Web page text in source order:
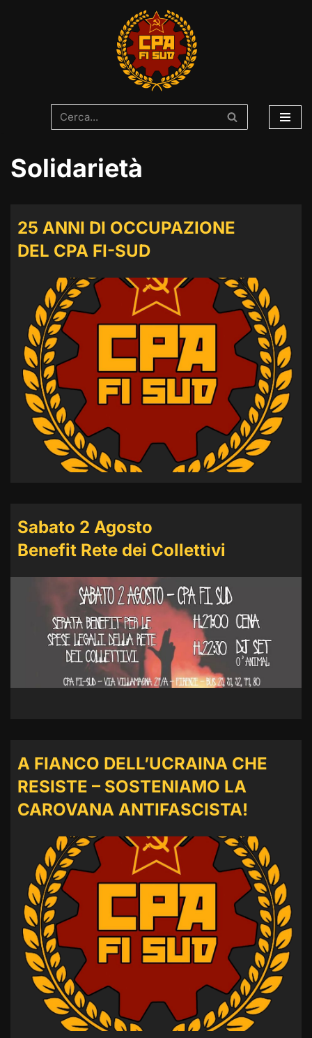
Solidarietà
25 ANNI DI OCCUPAZIONE
DEL CPA FI-SUD
Sabato 2 Agosto
Benefit Rete dei Collettivi
A FIANCO DELL’UCRAINA CHE
RESISTE – SOSTENIAMO LA
CAROVANA ANTIFASCISTA!